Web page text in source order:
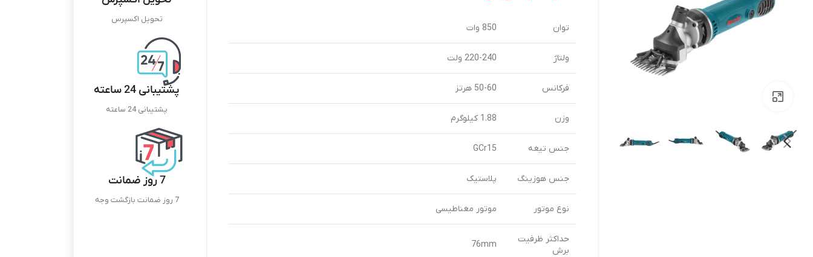
توان 850 وات
ولتاژ 220-240 ولت
فرکانس 50-60 هرتز
وزن 1.88 کیلوگرم
جنس تیغه GCr15
جنس هوزینگ پلاستیک
نوع موتور موتور مغناطیسی
حداکثر ظرفیت
برش
76mm
تحویل اکسپرس
پشتیبانی 24 ساعته
پشتیبانی 24 ساعته
7 روز ضمانت
7 روز ضمانت بازگشت وجه